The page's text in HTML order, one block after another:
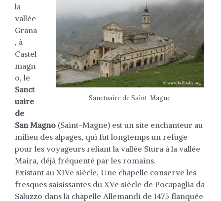
Sanctuaire de Saint-Magne
la
vallée
Grana
, à
Castel
magn
o, le
Sanct
uaire
de
San Magno (Saint-Magne) est un site enchanteur au
milieu des alpages, qui fut longtemps un refuge
pour les voyageurs reliant la vallée Stura à la vallée
Maira, déjà fréquenté par les romains.
Existant au XIVe siècle, Une chapelle conserve les
fresques saisissantes du XVe siècle de Pocapaglia da
Saluzzo dans la chapelle Allemandi de 1475 flanquée